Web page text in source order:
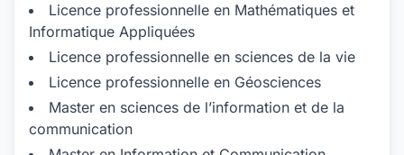
Licence professionnelle en Mathématiques et
Informatique Appliquées
Licence professionnelle en sciences de la vie
Licence professionnelle en Géosciences
Master en sciences de l’information et de la
communication